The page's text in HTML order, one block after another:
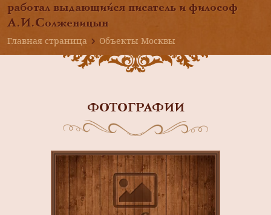
работал выдающийся писатель и философ
А.И.Солженицын
Главная страница
Объекты Москвы
ФОТОГРАФИИ